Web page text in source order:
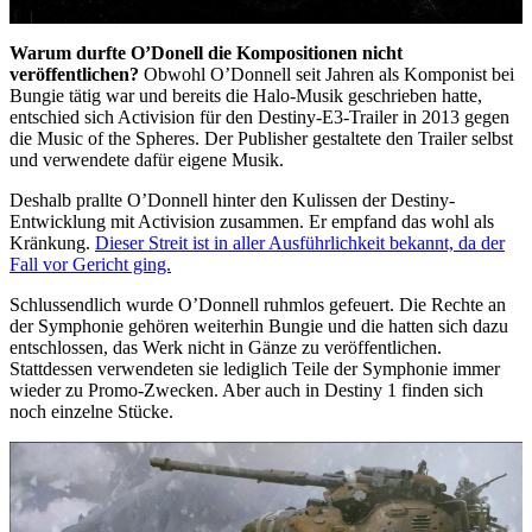
Warum durfte O’Donell die Kompositionen nicht
veröffentlichen? Obwohl O’Donnell seit Jahren als Komponist bei
Bungie tätig war und bereits die Halo-Musik geschrieben hatte,
entschied sich Activision für den Destiny-E3-Trailer in 2013 gegen
die Music of the Spheres. Der Publisher gestaltete den Trailer selbst
und verwendete dafür eigene Musik.
Deshalb prallte O’Donnell hinter den Kulissen der Destiny-
Entwicklung mit Activision zusammen. Er empfand das wohl als
Kränkung. Dieser Streit ist in aller Ausführlichkeit bekannt, da der
Fall vor Gericht ging.
Schlussendlich wurde O’Donnell ruhmlos gefeuert. Die Rechte an
der Symphonie gehören weiterhin Bungie und die hatten sich dazu
entschlossen, das Werk nicht in Gänze zu veröffentlichen.
Stattdessen verwendeten sie lediglich Teile der Symphonie immer
wieder zu Promo-Zwecken. Aber auch in Destiny 1 finden sich
noch einzelne Stücke.